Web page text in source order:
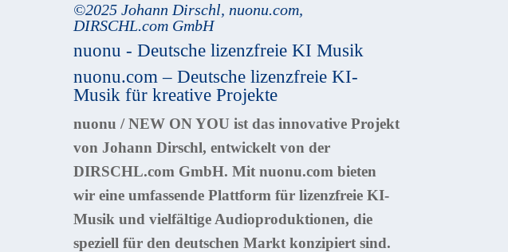
©2025 Johann Dirschl, nuonu.com,
DIRSCHL.com GmbH
nuonu - Deutsche lizenzfreie KI Musik
nuonu.com – Deutsche lizenzfreie KI-
Musik für kreative Projekte
nuonu / NEW ON YOUist das innovative Projekt
von Johann Dirschl, entwickelt von der
DIRSCHL.com GmbH. Mit nuonu.com bieten
wir eine umfassende Plattform für lizenzfreie KI-
Musik und vielfältige Audioproduktionen, die
speziell für den deutschen Markt konzipiert sind.